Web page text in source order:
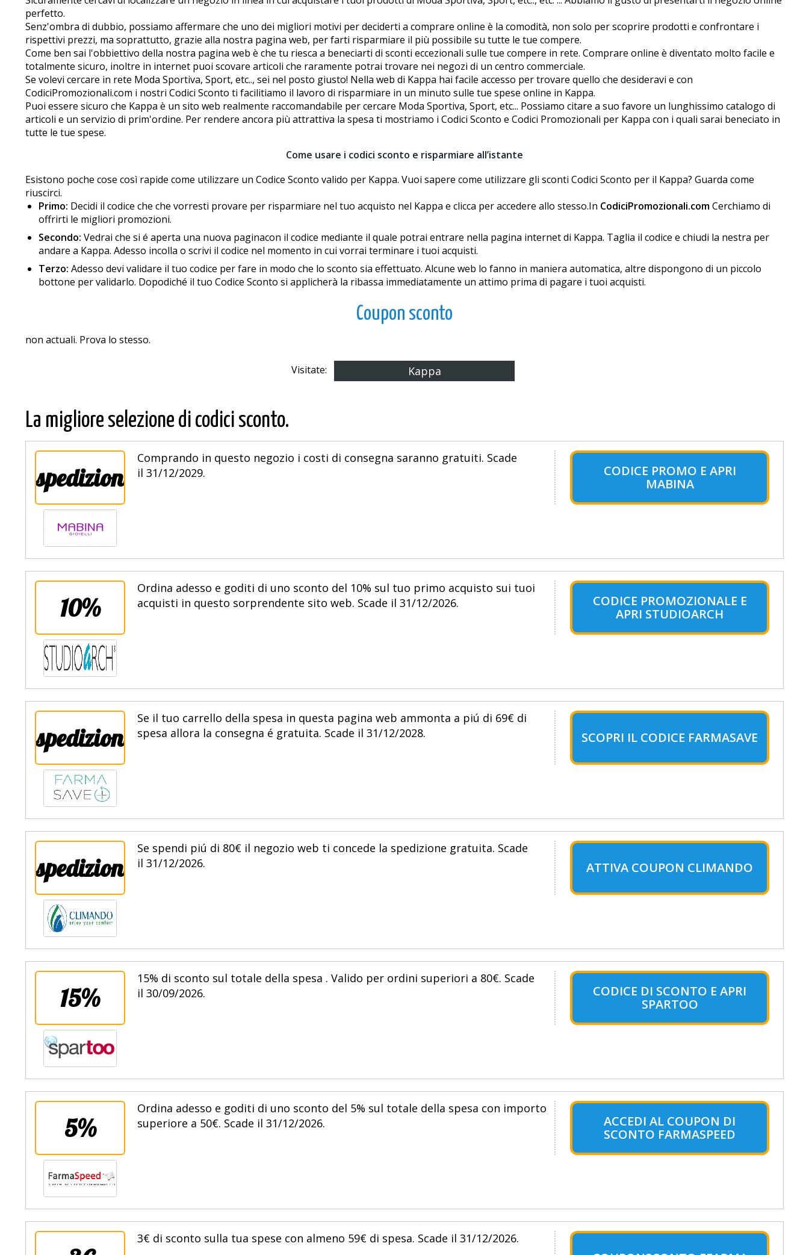
perfetto.
Senz'ombra di dubbio, possiamo affermare che uno dei migliori motivi per deciderti a comprare online è la comodità, non solo per scoprire prodotti e confrontare i
rispettivi prezzi, ma soprattutto, grazie alla nostra pagina web, per farti risparmiare il più possibile su tutte le tue compere.
Come ben sai l'obbiettivo della nostra pagina web è che tu riesca a beneficiarti di sconti eccezionali sulle tue compere in rete. Comprare online è diventato molto facile e
totalmente sicuro, inoltre in internet puoi scovare articoli che raramente potrai trovare nei negozi di un centro commerciale.
Se volevi cercare in rete Moda Sportiva, Sport, etc.., sei nel posto giusto! Nella web di Kappa hai facile accesso per trovare quello che desideravi e con
CodiciPromozionali.com i nostri Codici Sconto ti facilitiamo il lavoro di risparmiare in un minuto sulle tue spese online in Kappa.
Puoi essere sicuro che Kappa è un sito web realmente raccomandabile per cercare Moda Sportiva, Sport, etc... Possiamo citare a suo favore un lunghissimo catalogo di
articoli e un servizio di prim'ordine. Per rendere ancora più attrattiva la spesa ti mostriamo i Codici Sconto e Codici Promozionali per Kappa con i quali sarai beneficiato in
tutte le tue spese.
Come usare i codici sconto e risparmiare all’istante
Esistono poche cose così rapide come utilizzare un Codice Sconto valido per Kappa. Vuoi sapere come utilizzare gli sconti Codici Sconto per il Kappa? Guarda come
riuscirci.
Primo: Decidi il codice che che vorresti provare per risparmiare nel tuo acquisto nel Kappa e clicca per accedere allo stesso.In CodiciPromozionali.comCerchiamo di
offrirti le migliori promozioni.
Secondo: Vedrai che si é aperta una nuova paginacon il codice mediante il quale potrai entrare nella pagina internet di Kappa. Taglia il codice e chiudi la finestra per
andare a Kappa. Adesso incolla o scrivi il codice nel momento in cui vorrai terminare i tuoi acquisti.
Terzo: Adesso devi validare il tuo codice per fare in modo che lo sconto sia effettuato. Alcune web lo fanno in maniera automatica, altre dispongono di un piccolo
bottone per validarlo. Dopodiché il tuo Codice Sconto si applicherà la ribassa immediatamente un attimo prima di pagare i tuoi acquisti.
Coupon sconto
non actuali. Prova lo stesso.
Visitate: Kappa
La migliore selezione di codici sconto.
spedizione
Comprando in questo negozio i costi di consegna saranno gratuiti. Scade
il 31/12/2029.
CODICE PROMO E APRI
MABINA
10%
Ordina adesso e goditi di uno sconto del 10% sul tuo primo acquisto sui tuoi
acquisti in questo sorprendente sito web. Scade il 31/12/2026.
CODICE PROMOZIONALE E
APRI STUDIOARCH
spedizione
Se il tuo carrello della spesa in questa pagina web ammonta a piú di 69€ di
spesa allora la consegna é gratuita. Scade il 31/12/2028.
SCOPRI IL CODICE FARMASAVE
spedizione
Se spendi piú di 80€ il negozio web ti concede la spedizione gratuita. Scade
il 31/12/2026.
ATTIVA COUPON CLIMANDO
15%
15% di sconto sul totale della spesa . Valido per ordini superiori a 80€. Scade
il 30/09/2026.
CODICE DI SCONTO E APRI
SPARTOO
5%
Ordina adesso e goditi di uno sconto del 5% sul totale della spesa con importo
superiore a 50€. Scade il 31/12/2026.
ACCEDI AL COUPON DI
SCONTO FARMASPEED
3€ di sconto sulla tua spese con almeno 59€ di spesa. Scade il 31/12/2026.